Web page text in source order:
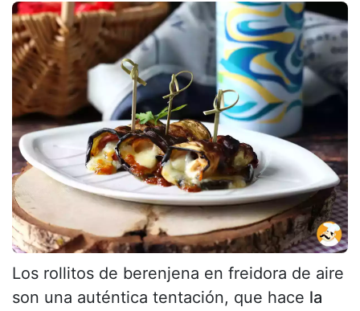
Los rollitos de berenjena en freidora de aire
son una auténtica tentación, que hace la